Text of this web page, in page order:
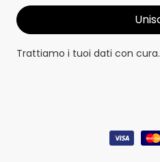
Trattiamo i tuoi dati con cura.